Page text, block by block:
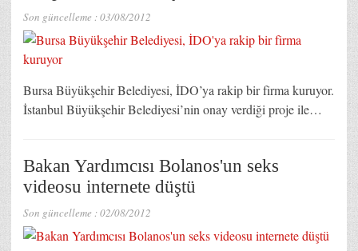
Son güncelleme :03/08/2012
Bursa Büyükşehir Belediyesi, İDO’ya rakip bir firma kuruyor.
İstanbul Büyükşehir Belediyesi’nin onay verdiği proje ile…
Bakan Yardımcısı Bolanos'un seks
videosu internete düştü
Son güncelleme :02/08/2012